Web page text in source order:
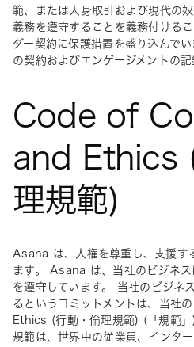
範、または人身取引および現代の
義務を遵守することを義務付ける
ダー契約に保護措置を盛り込んで
の契約およびエンゲージメントの記
Code of
and Ethics
理規範)
Asana は、人権を尊重し、支援す
ます。 Asana は、当社のビジネス
を遵守しています。 当社のビジネ
るというコミットメントは、当
Ethics (行動・倫理規範) (「規範
規範は、世界中の従業員、インタ